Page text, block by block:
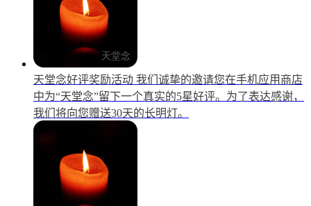
天堂念好评奖励活动 我们诚挚的邀请您在手机应用商店
中为“天堂念”留下一个真实的5星好评。为了表达感谢，
我们将向您赠送30天的长明灯。